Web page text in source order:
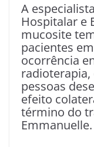
A
Hospitalar e
mucosite
pacientes
ocorrência
radioterapia,
pessoas
efeito
término do
Emmanuelle.